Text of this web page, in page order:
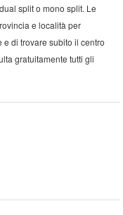
split o mono split. Le
e località per
di trovare subito il centro
gratuitamente tutti gli